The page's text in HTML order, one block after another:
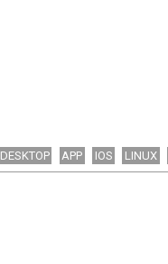
DESKTOP APP IOS LINUX